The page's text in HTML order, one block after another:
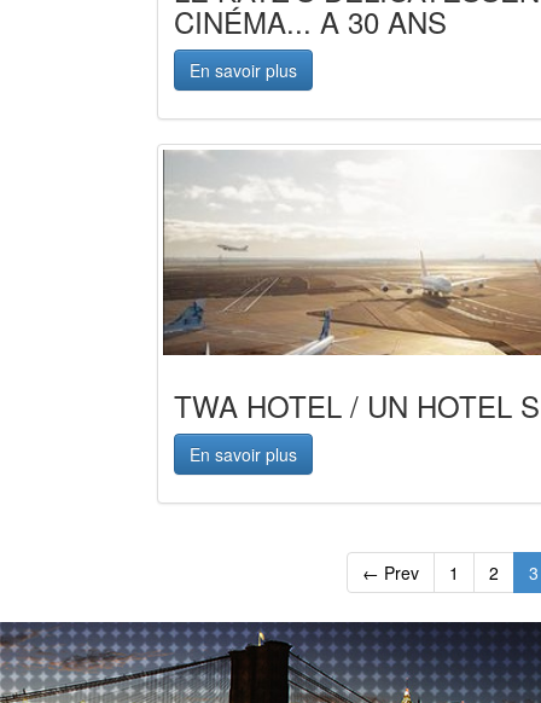
CINÉMA... A 30 ANS
En savoir plus
TWA HOTEL / UN HOTEL
En savoir plus
← Prev 1 2 3